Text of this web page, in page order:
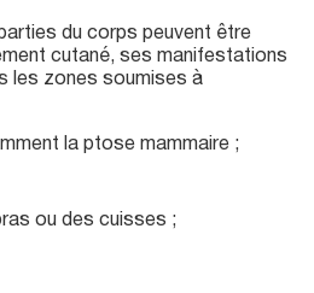
du corps peuvent être
cutané, ses manifestations
les zones soumises à
la ptose mammaire ;
ou des cuisses ;